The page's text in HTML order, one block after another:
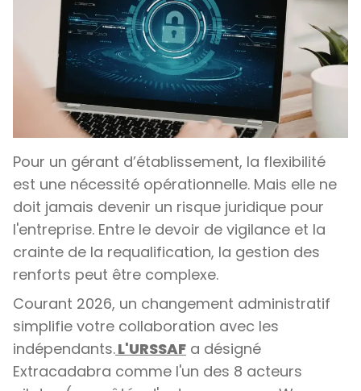
Pour un gérant d’établissement, la flexibilité
est une nécessité opérationnelle. Mais elle ne
doit jamais devenir un risque juridique pour
l'entreprise. Entre le devoir de vigilance et la
crainte de la requalification, la gestion des
renforts peut être complexe.
Courant 2026, un changement administratif
simplifie votre collaboration avec les
indépendants.L'URSSAF a désigné
Extracadabra comme l'un des 8 acteurs